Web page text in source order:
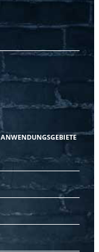
ANWENDUNGSGEBIETE